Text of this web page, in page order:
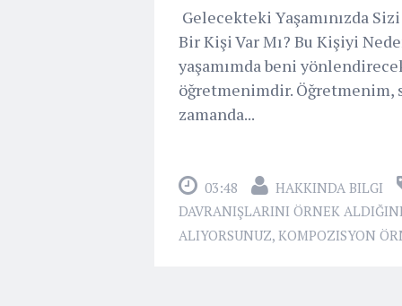
Gelecekteki Yaşamınızda
Bir Kişi Var Mı? Bu Kişiyi
yaşamımda beni
öğretmenimdir. Öğretmenim,
zamanda...
03:48
HAKKINDA BILGI
DAVRANIŞLARINI ÖRNEK
ALIYORSUNUZ, KOMPOZISYON